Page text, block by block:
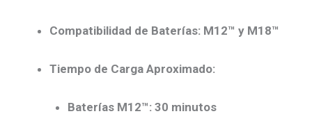
Compatibilidad de Baterías: M12™ y M18™
Tiempo de Carga Aproximado:
Baterías M12™: 30 minutos